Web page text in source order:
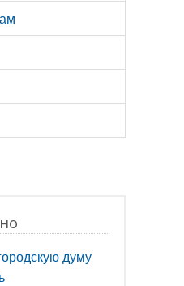
думу